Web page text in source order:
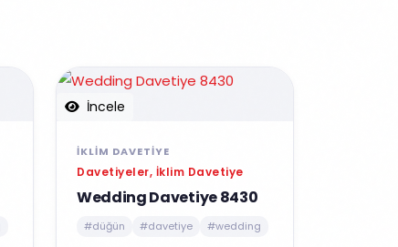
İncele
İKLIM DAVETIYE
Davetiyeler, İklim Davetiye
Wedding Davetiye 8430
#düğün #davetiye #wedding